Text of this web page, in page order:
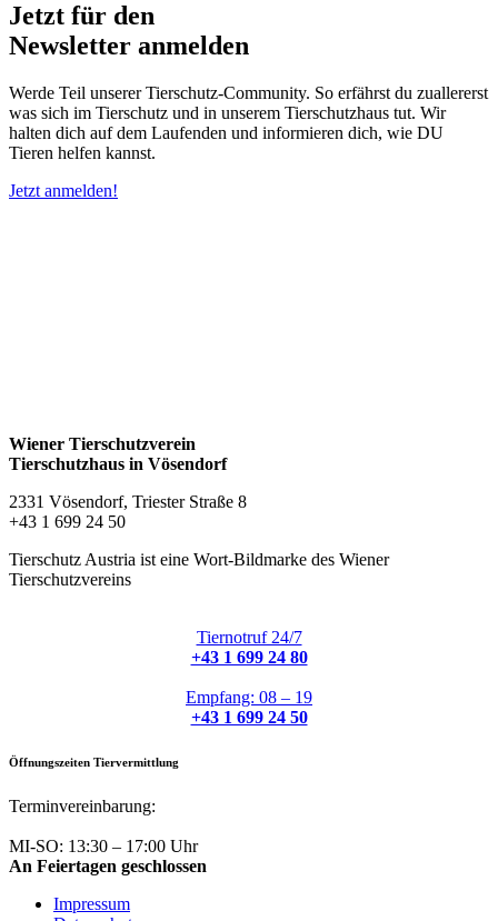
Jetzt für den
Newsletter anmelden
Werde Teil unserer Tierschutz-Community. So erfährst du zuallererst
was sich im Tierschutz und in unserem Tierschutzhaus tut. Wir
halten dich auf dem Laufenden und informieren dich, wie DU
Tieren helfen kannst.
Jetzt anmelden!
Wiener Tierschutzverein
Tierschutzhaus in Vösendorf
2331 Vösendorf, Triester Straße 8
+43 1 699 24 50
Tierschutz Austria ist eine Wort-Bildmarke des Wiener
Tierschutzvereins
Tiernotruf 24/7
+43 1 699 24 80
Empfang: 08 – 19
+43 1 699 24 50
Öffnungszeiten Tiervermittlung
Terminvereinbarung:
MI-SO: 13:30 – 17:00 Uhr
An Feiertagen geschlossen
Impressum